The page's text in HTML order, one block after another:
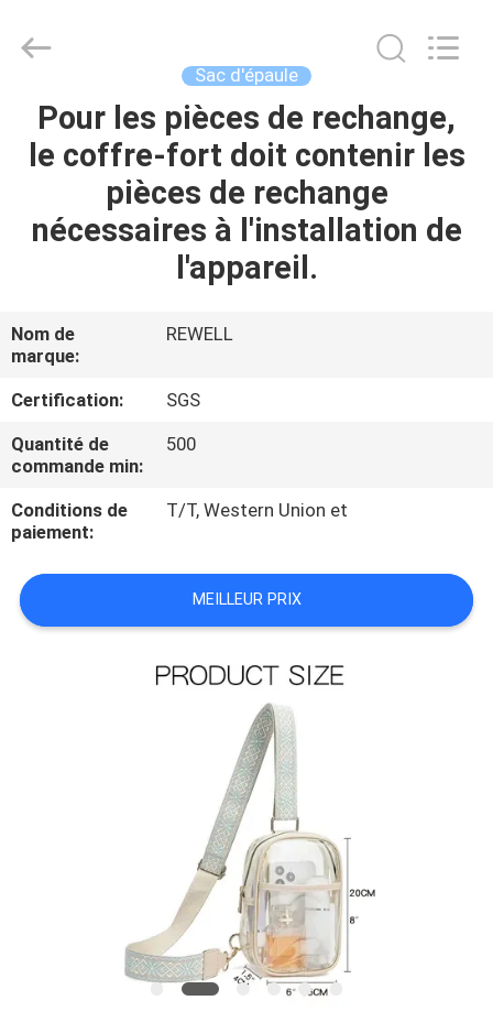
MAISON
PRODUITS
DE
NOUS
VISITE
D'USINE
CONTRÔLE
DE
QUALITÉ
Rights
Reserved.
Sac d'épaule
Pour les pièces de rechange,
le coffre-fort doit contenir les
pièces de rechange
nécessaires à l'installation de
l'appareil.
Nom de
marque:
REWELL
Certification:
SGS
Quantité de
commande min:
500
Conditions de
paiement:
T/T, Western Union et
MEILLEUR PRIX